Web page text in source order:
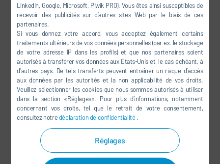
LinkedIn, Google, Microsoft, Piwik PRO). Vous êtes ainsi susceptibles de
recevoir des publicités sur d’autres sites Web par le biais de ces
partenaires.
Si vous donnez votre accord, vous acceptez également certains
traitements ultérieurs de vos données personnelles (par ex. le stockage
de votre adresse IP dans les profils) et que nos partenaires soient
autorisés à transférer vos données aux États-Unis et, le cas échéant, à
d’autres pays. De tels transferts peuvent entraîner un risque d’accès
aux données par les autorités et la non applicabilité de vos droits.
Veuillez sélectionner les cookies que nous sommes autorisés à utiliser
dans la section «Réglages». Pour plus d’informations, notamment
concernant vos droits, tel que le retrait de votre consentement,
consultez notredéclaration de confidentialité .
Réglages
Venez nous rejoindre sur les
réseaux sociaux
FACEBOOK
YOUTUBE
LINKEDIN
INSTAGRAM
RÉSEAUX SOCIAUX